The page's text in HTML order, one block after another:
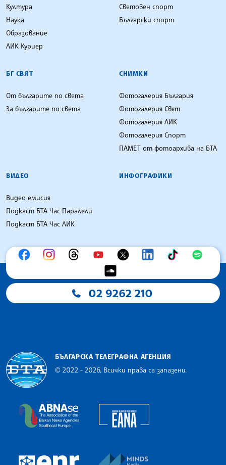
Култура
Наука
Образование
ЛИК Куриер
Световен спорт
Български спорт
БГ СВЯТ
От българите по света
За българите по света
СНИМКИ
Фотогалерия България
Фотогалерия Свят
Фотогалерия ЛИК
Фотогалерия Спорт
ПАМЕТ от фотоархива на БТА
ВИДЕО
Видео емисия
Подкаст БТА Час Паралели
Подкаст БТА Час ЛИК
ИНФОГРАФИКИ
02 9262 210
БЪЛГАРСКА ТЕЛЕГРАФНА АГЕНЦИЯ
© 2022 - 2026, Всички права са запазени.
The Assocoation of the Balkan News Agencies
European Newsroom